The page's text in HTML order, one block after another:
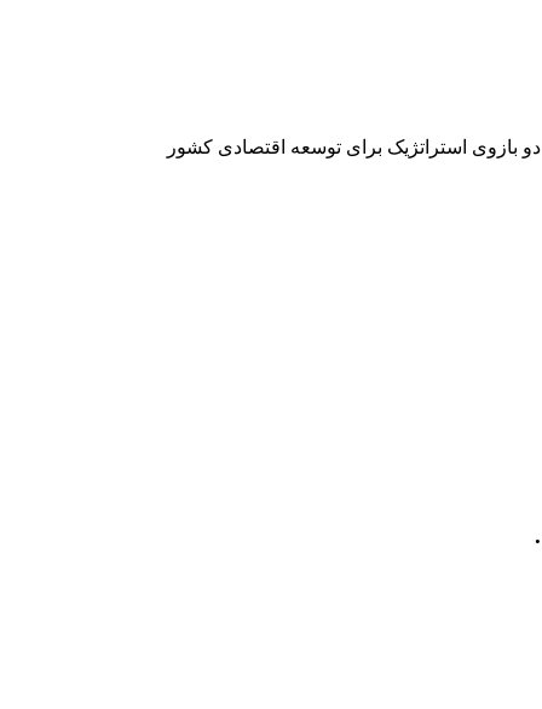
بازوی استراتژیک برای توسعه اقتصادی کشور